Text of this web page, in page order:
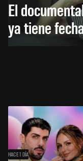
El
ya tiene
HACE 1 DÍA